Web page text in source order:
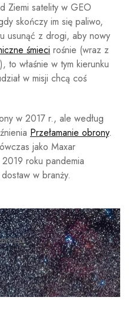
Ziemi satelity w GEO
skończy im się paliwo,
usunąć z drogi, aby nowy
śmieci rośnie (wraz z
to właśnie w tym kierunku
w misji chcą coś
w 2017 r., ale według
Przełamanie obrony.
jako Maxar
roku pandemia
w branży.